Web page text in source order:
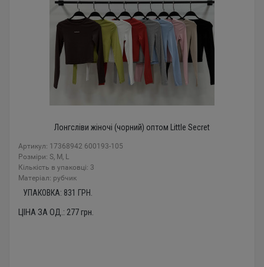
Лонгсліви жіночі (чорний) оптом Little Secret
Артикул: 17368942 600193-105
Розміри: S, M, L
Кількість в упаковці: 3
Mатеріал: рубчик
УПАКОВКА: 831 ГРН.
ЦІНА ЗА ОД.: 277грн.